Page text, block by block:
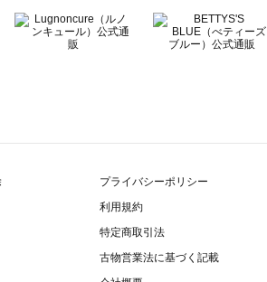
プライバシーポリシー
利用規約
特定商取引法
古物営業法に基づく記載